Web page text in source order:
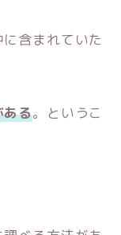
含まれていた
ある。というこ